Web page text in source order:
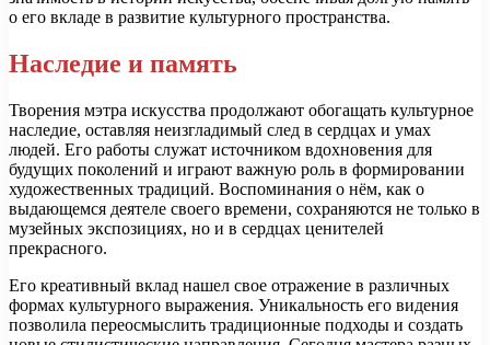
о его вкладе в развитие культурного пространства.
Наследие и память
Творения мэтра искусства продолжают обогащать культурное
наследие, оставляя неизгладимый след в сердцах и умах
людей. Его работы служат источником вдохновения для
будущих поколений и играют важную роль в формировании
художественных традиций. Воспоминания о нём, как о
выдающемся деятеле своего времени, сохраняются не только в
музейных экспозициях, но и в сердцах ценителей
прекрасного.
Его креативный вклад нашел свое отражение в различных
формах культурного выражения. Уникальность его видения
позволила переосмыслить традиционные подходы и создать